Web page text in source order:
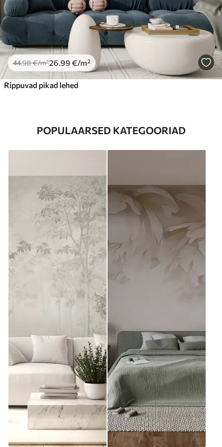
44.98€/m²26 .99 €/m²
Rippuvad pikad lehed
POPULAARSED KATEGOORIAD